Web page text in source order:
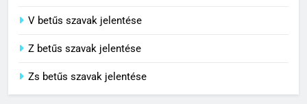
V betűs szavak jelentése
Z betűs szavak jelentése
Zs betűs szavak jelentése